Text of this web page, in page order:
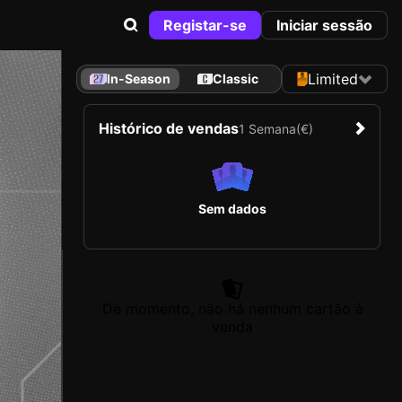
Registar-se Iniciar sessão
In-Season Classic Limited
Histórico de vendas1 Semana(€)
Sem dados